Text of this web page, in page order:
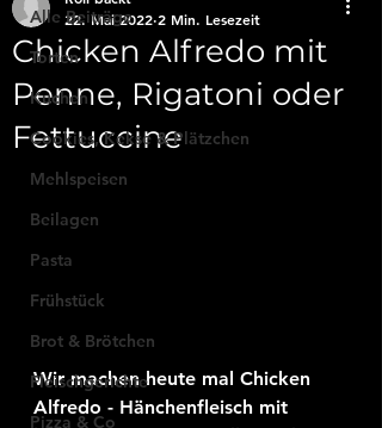
Alle Beiträge
Torten
Kuchen
Cookies, Kekse & Plätzchen
Mehlspeisen
Beilagen
Pasta
Frühstück
Brot & Brötchen
Fleischgerichte
Pizza & Co
Chicken Alfredo mit
Penne, Rigatoni oder
Fettuccine
22. Mai 2022 2 Min. Lesezeit
Wir machen heute mal Chicken
Alfredo - Hänchenfleisch mit